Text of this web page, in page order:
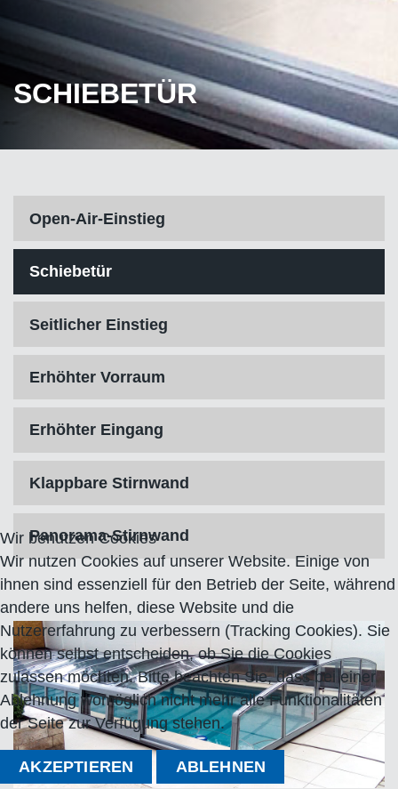
SCHIEBETÜR
Open-Air-Einstieg
Schiebetür
Seitlicher Einstieg
Erhöhter Vorraum
Erhöhter Eingang
Klappbare Stirnwand
Panorama-Stirnwand
Wir benutzen Cookies
Wir nutzen Cookies auf unserer Website. Einige von
ihnen sind essenziell für den Betrieb der Seite, während
andere uns helfen, diese Website und die
Nutzererfahrung zu verbessern (Tracking Cookies). Sie
können selbst entscheiden, ob Sie die Cookies
zulassen möchten. Bitte beachten Sie, dass bei einer
Ablehnung womöglich nicht mehr alle Funktionalitäten
der Seite zur Verfügung stehen.
AKZEPTIEREN
ABLEHNEN